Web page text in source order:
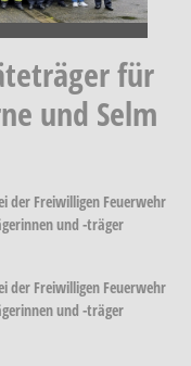
für
und Selm
der Freiwilligen Feuerwehr
und -träger
der Freiwilligen Feuerwehr
und -träger